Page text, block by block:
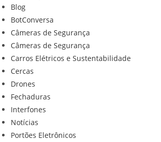
Blog
BotConversa
Câmeras de Segurança
Câmeras de Segurança
Carros Elétricos e Sustentabilidade
Cercas
Drones
Fechaduras
Interfones
Notícias
Portões Eletrônicos